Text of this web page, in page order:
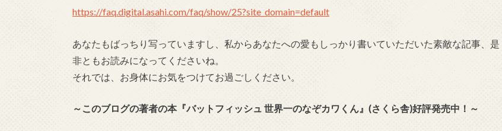
https://faq.digital.asahi.com/faq/show/25?site_domain=default
あなたもばっちり写っていますし、私からあなたへの愛もしっかり書いていただいた素敵な記事、是
非ともお読みになってくださいね。
それでは、お身体にお気をつけてお過ごしください。
～このブログの著者の本『バットフィッシュ 世界一のなぞカワくん』(さくら舎)好評発売中！～